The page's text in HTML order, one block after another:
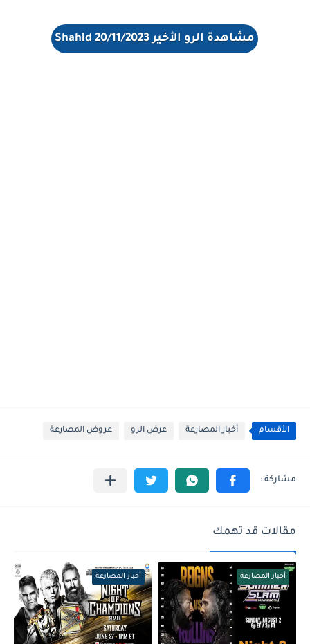
مشاهدة الرو الأخير 20/11/2023 Shahid
الأقسام أخبار المصارعة عرض الرو عروض المصارعة
مقالات قد تهمك
أخبار المصارعة أخبار المصارعة